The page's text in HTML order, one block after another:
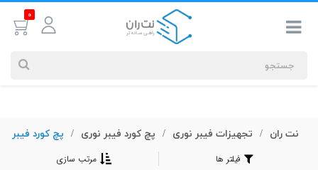
0
جستجوهای
نت ران / تجهیزات فیبر نوری / پچ کورد فیبر نوری / پچ کورد فیبر
فیلتر ها مرتب سازی